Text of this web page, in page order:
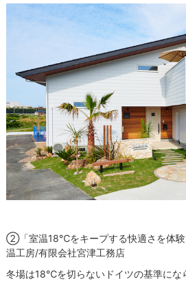
②「室温18℃をキープする快適さを体
温工房/有限会社宮津工務店
冬場は18℃を切らないドイツの基準にな